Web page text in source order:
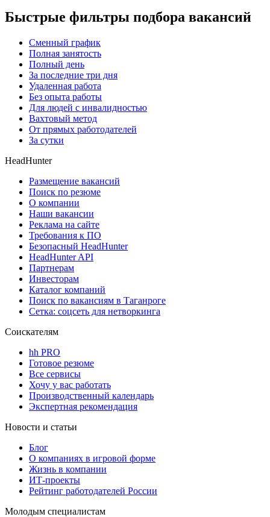
Быстрые фильтры подбора вакансий
Сменный график
Полная занятость
Полный день
За последние три дня
Удаленная работа
Без опыта работы
Для людей с инвалидностью
Вахтовый метод
От прямых работодателей
За сутки
HeadHunter
Размещение вакансий
Поиск по резюме
О компании
Наши вакансии
Реклама на сайте
Требования к ПО
Безопасный HeadHunter
HeadHunter API
Партнерам
Инвесторам
Каталог компаний
Поиск по вакансиям в Таганроге
Сетка: соцсеть для нетворкинга
Соискателям
hh PRO
Готовое резюме
Все сервисы
Хочу у вас работать
Производственный календарь
Экспертная рекомендация
Новости и статьи
Блог
О компаниях в игровой форме
Жизнь в компании
ИТ-проекты
Рейтинг работодателей России
Молодым специалистам